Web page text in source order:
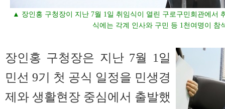
▲ 장인홍 구청장이 지난 7월 1일 취임식이 열린 구로구민회관에서
식에는 각계 인사와 구민 등 1천여명이 참
장인홍 구청장은 지난 7월 1일
민선 9기 첫 공식 일정을 민생경
제와 생활현장 중심에서 출발했